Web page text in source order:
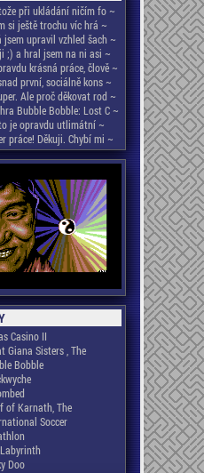
při ukládání ničím fo ~
si ještě trochu víc hrá ~
jsem upravil vzhled šach ~
;) a hral jsem na ni asi ~
krásná práce, člově ~
první, sociálně kons ~
Ale proč děkovat rod ~
Bubble Bobble: Lost C ~
je opravdu utlimátní ~
práce! Děkuji. Chybí mi ~
Casino II
Giana Sisters , The
Bobble
of Karnath, The
Soccer
Doo